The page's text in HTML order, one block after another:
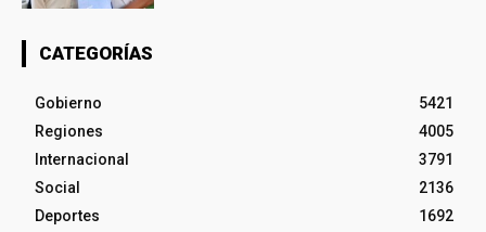
CATEGORÍAS
Gobierno
5421
Regiones
4005
Internacional
3791
Social
2136
Deportes
1692